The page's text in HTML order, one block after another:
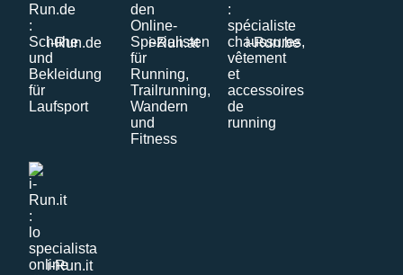
i-Run.de i-Run.at i-Run.be
i-Run.it